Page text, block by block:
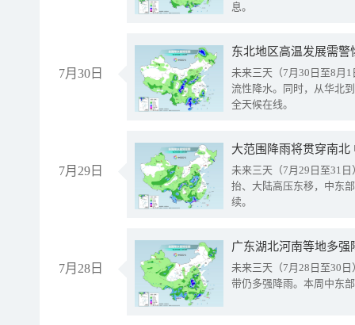
息。
7月30日
东北地区高温发展需
未来三天（7月30日至8月
流性降水。同时，从华北
全天候在线。
7月29日
大范围降雨将贯穿南
未来三天（7月29日至31
抬、大陆高压东移，中东
续。
7月28日
广东湖北河南等地多
未来三天（7月28日至30
带仍多强降雨。本周中东